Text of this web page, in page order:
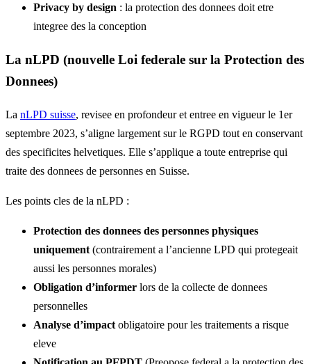
Privacy by design : la protection des donnees doit etre
integree des la conception
La nLPD (nouvelle Loi federale sur la Protection des
Donnees)
La nLPD suisse, revisee en profondeur et entree en vigueur le 1er
septembre 2023, s’aligne largement sur le RGPD tout en conservant
des specificites helvetiques. Elle s’applique a toute entreprise qui
traite des donnees de personnes en Suisse.
Les points cles de la nLPD :
Protection des donnees des personnes physiques
uniquement (contrairement a l’ancienne LPD qui protegeait
aussi les personnes morales)
Obligation d’informer lors de la collecte de donnees
personnelles
Analyse d’impact obligatoire pour les traitements a risque
eleve